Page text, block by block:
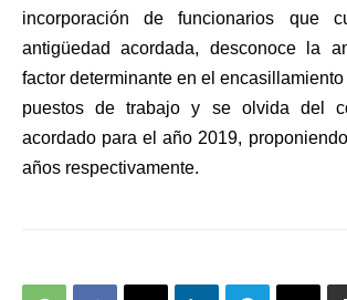
incorporación de funcionarios que
antigüedad acordada, desconoce la
factor determinante en el encasillamiento
puestos de trabajo y se olvida del
acordado para el año 2019,
años respectivamente.